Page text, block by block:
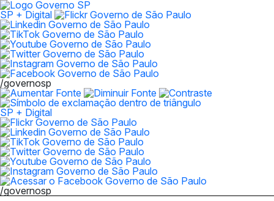
SP + Digital
/governosp
SP + Digital
/governosp